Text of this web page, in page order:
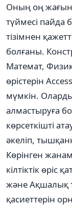
Оның оң
түймесі
тізімнен
болғаны.
Математ,
өрістерін
мүмкін.
алмастыруға
көрсеткішті
әкеліп,
Көрінген
кілтіктік өріс
және Ақшалық
қасиеттерін